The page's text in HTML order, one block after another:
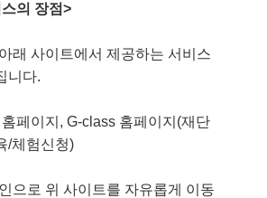
의 장점>
래 사이트에서 제공하는 서비스
니다.
페이지, G-class 홈페이지(재단
/체험신청)
으로 위 사이트를 자유롭게 이동